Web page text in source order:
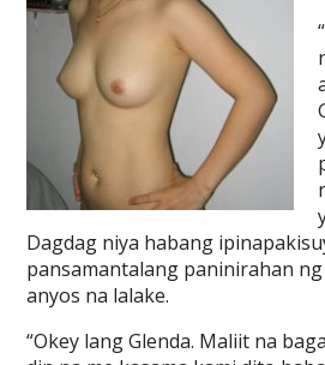
Dagdag niya habang
pansamantalang paninirahan
anyos na lalake.
“Okey lang Glenda. Maliit na